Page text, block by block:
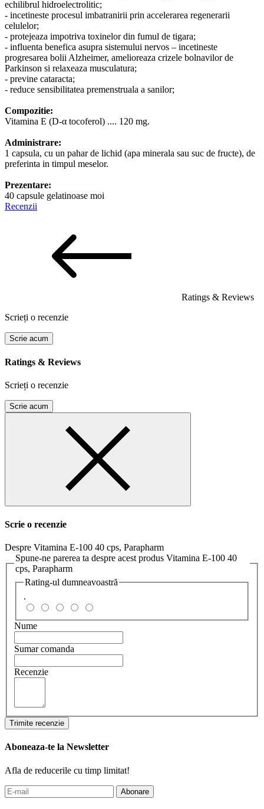
echilibrul hidroelectrolitic;
- incetineste procesul imbatranirii prin accelerarea regenerarii
celulelor;
- protejeaza impotriva toxinelor din fumul de tigara;
- influenta benefica asupra sistemului nervos – incetineste
progresarea bolii Alzheimer, amelioreaza crizele bolnavilor de
Parkinson si relaxeaza musculatura;
- previne cataracta;
- reduce sensibilitatea premenstruala a sanilor;
Compozitie:
Vitamina E (D-α tocoferol) .... 120 mg.
Administrare:
1 capsula, cu un pahar de lichid (apa minerala sau suc de fructe), de
preferinta in timpul meselor.
Prezentare:
40 capsule gelatinoase moi
Recenzii
Ratings & Reviews
Scrieți o recenzie
Scrie acum
Ratings & Reviews
Scrieți o recenzie
Scrie acum
Scrie o recenzie
Despre Vitamina E-100 40 cps, Parapharm
Spune-ne parerea ta despre acest produs Vitamina E-100 40
cps, Parapharm
Rating-ul dumneavoastră
.
Nume
Sumar comanda
Recenzie
Trimite recenzie
Aboneaza-te la Newsletter
Afla de reducerile cu timp limitat!
Abonare